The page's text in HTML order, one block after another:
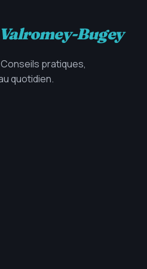
Bugey
pratiques,
quotidien.